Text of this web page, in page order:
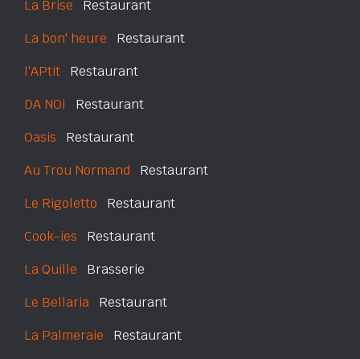
La Brise Restaurant
La bon' heure Restaurant
l'APtit Restaurant
DA NOì Restaurant
Oasis Restaurant
Au Trou Normand Restaurant
Le Rigoletto Restaurant
Cook-ies Restaurant
La Quille Brasserie
Le Bellaria Restaurant
La Palmeraie Restaurant